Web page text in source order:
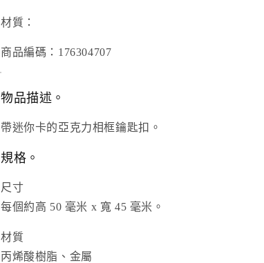
亞
克
匙
蜂
樂
數
量
少
克
蜂
量
材質：
商品編碼：176304707
物品描述。
帶迷你卡的亞克力相框鑰匙扣。
規格。
尺寸
每個約高 50 毫米 x 寬 45 毫米。
材質
丙烯酸樹脂、金屬